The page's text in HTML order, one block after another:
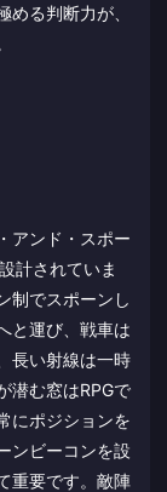
る判断力が、
アンド・スポー
計されていま
制でスポーンし
と運び、戦車は
長い射線は一時
潜む窓はRPGで
にポジションを
ンビーコンを設
重要です。敵陣